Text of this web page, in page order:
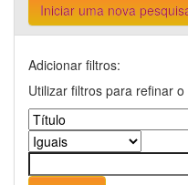
Iniciar uma nova
Adicionar filtros:
Utilizar filtros para refinar